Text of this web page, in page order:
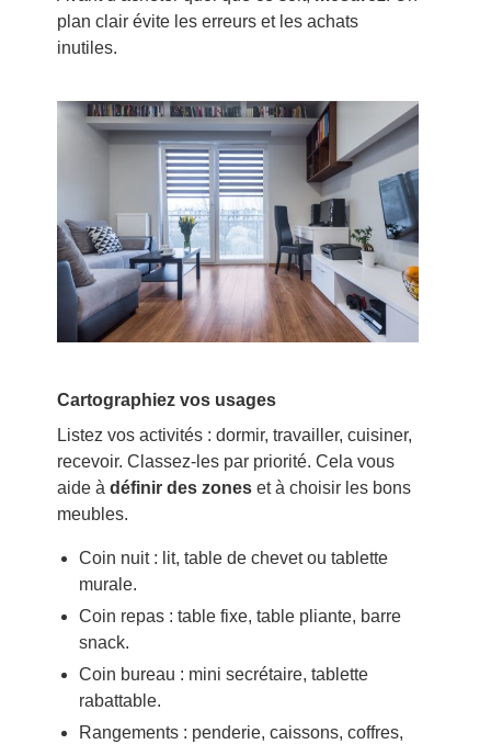
plan clair évite les erreurs et les achats
inutiles.
Cartographiez vos usages
Listez vos activités : dormir, travailler, cuisiner,
recevoir. Classez-les par priorité. Cela vous
aide à définir des zoneset à choisir les bons
meubles.
Coin nuit : lit, table de chevet ou tablette
murale.
Coin repas : table fixe, table pliante, barre
snack.
Coin bureau : mini secrétaire, tablette
rabattable.
Rangements : penderie, caissons, coffres,